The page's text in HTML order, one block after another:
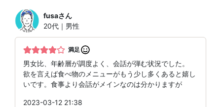
fusaさん
20代｜男性
満足
男女比、年齢層が調度よく、会話が弾む状況でした。
欲を言えば食べ物のメニューがもう少し多くあると嬉し
いです。食事より会話がメインなのは分かりますが
2023-03-12 21:38